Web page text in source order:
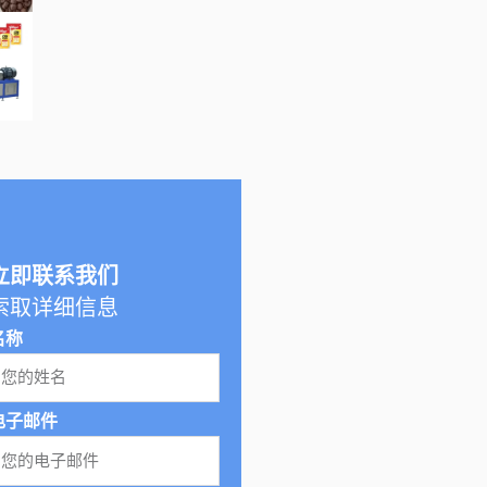
即联系我们
取详细信息
称
子邮件